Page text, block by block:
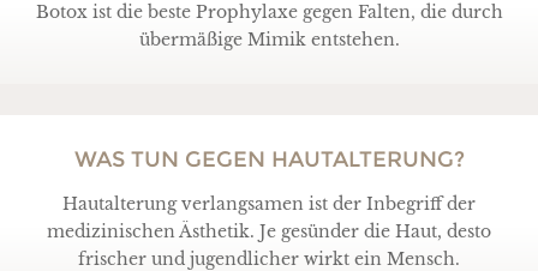
Botox ist die beste Prophylaxe gegen Falten, die durch
übermäßige Mimik entstehen.
WAS TUN GEGEN HAUTALTERUNG?
Hautalterung verlangsamen ist der Inbegriff der
medizinischen Ästhetik. Je gesünder die Haut, desto
frischer und jugendlicher wirkt ein Mensch.